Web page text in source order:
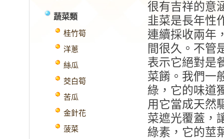
蔬菜類
桂竹筍
洋蔥
絲瓜
茭白筍
苦瓜
金針花
菠菜
很有吉祥的意
韭菜是長年性
連續採收兩年
間很久。不管
表示它絕對是
菜餚。我們一
綠，它的味道
用它當成天然
菜遮光覆蓋，
綠素，它的莖